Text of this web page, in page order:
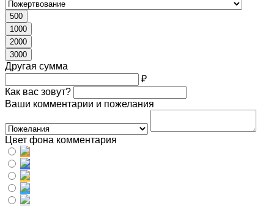
500
1000
2000
3000
Другая сумма
₽
Как вас зовут?
Ваши комментарии и пожелания
Цвет фона комментария